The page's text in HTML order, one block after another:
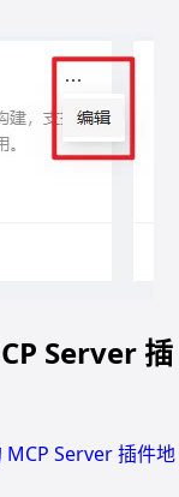
Server 插
Server 插件地